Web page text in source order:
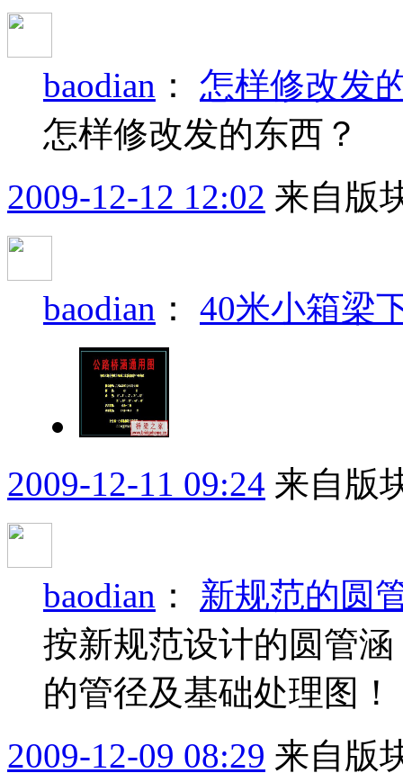
baodian ： 怎样修改发
怎样修改发的东西？
2009-12-12 12:02 来自版
baodian ： 40米小箱梁
2009-12-11 09:24 来自版
baodian ： 新规范的圆
按新规范设计的圆管
的管径及基础处理图！
2009-12-09 08:29 来自版